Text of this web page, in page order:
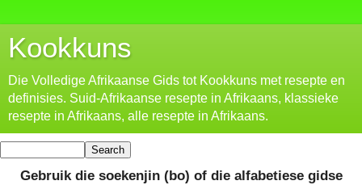
Kookkuns
Die Volledige Afrikaanse Gids tot Kookkuns met resepte en
definisies. Suid-Afrikaanse resepte in Afrikaans, klassieke
resepte in Afrikaans, alle resepte in Afrikaans.
Gebruik die soekenjin (bo) of die alfabetiese gidse